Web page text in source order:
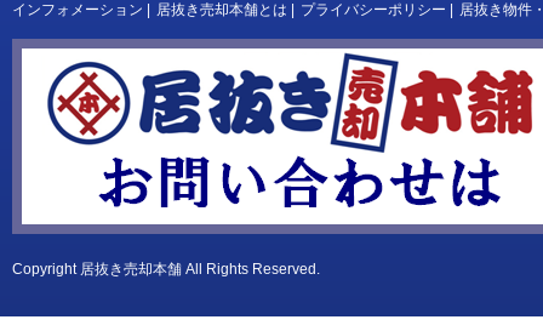
インフォメーション
居抜き売却本舗とは プライバシーポリシー 居抜き物件
Copyright 居抜き売却本舗 All Rights Reserved.